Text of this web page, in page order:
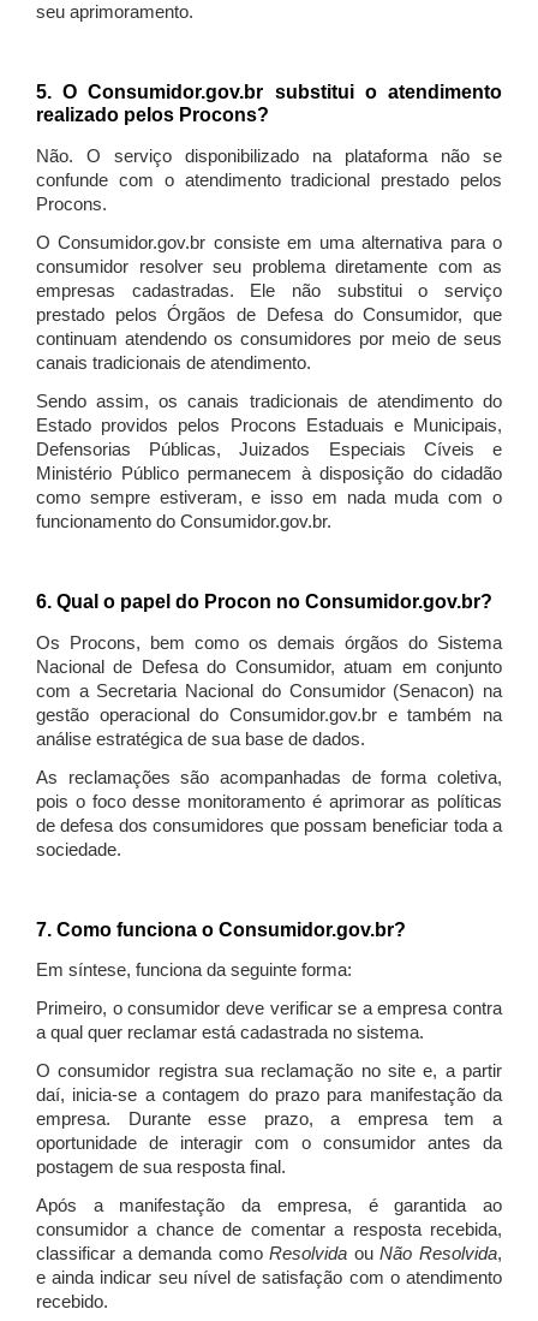
seu aprimoramento.
5. O Consumidor.gov.br substitui o atendimento
realizado pelos Procons?
Não. O serviço disponibilizado na plataforma não se
confunde com o atendimento tradicional prestado pelos
Procons.
O Consumidor.gov.br consiste em uma alternativa para o
consumidor resolver seu problema diretamente com as
empresas cadastradas. Ele não substitui o serviço
prestado pelos Órgãos de Defesa do Consumidor, que
continuam atendendo os consumidores por meio de seus
canais tradicionais de atendimento.
Sendo assim, os canais tradicionais de atendimento do
Estado providos pelos Procons Estaduais e Municipais,
Defensorias Públicas, Juizados Especiais Cíveis e
Ministério Público permanecem à disposição do cidadão
como sempre estiveram, e isso em nada muda com o
funcionamento do Consumidor.gov.br.
6. Qual o papel do Procon no Consumidor.gov.br?
Os Procons, bem como os demais órgãos do Sistema
Nacional de Defesa do Consumidor, atuam em conjunto
com a Secretaria Nacional do Consumidor (Senacon) na
gestão operacional do Consumidor.gov.br e também na
análise estratégica de sua base de dados.
As reclamações são acompanhadas de forma coletiva,
pois o foco desse monitoramento é aprimorar as políticas
de defesa dos consumidores que possam beneficiar toda a
sociedade.
7. Como funciona o Consumidor.gov.br?
Em síntese, funciona da seguinte forma:
Primeiro, o consumidor deve verificar se a empresa contra
a qual quer reclamar está cadastrada no sistema.
O consumidor registra sua reclamação no site e, a partir
daí, inicia-se a contagem do prazo para manifestação da
empresa. Durante esse prazo, a empresa tem a
oportunidade de interagir com o consumidor antes da
postagem de sua resposta final.
Após a manifestação da empresa, é garantida ao
consumidor a chance de comentar a resposta recebida,
classificar a demanda comoResolvida ouNão Resolvida,
e ainda indicar seu nível de satisfação com o atendimento
recebido.